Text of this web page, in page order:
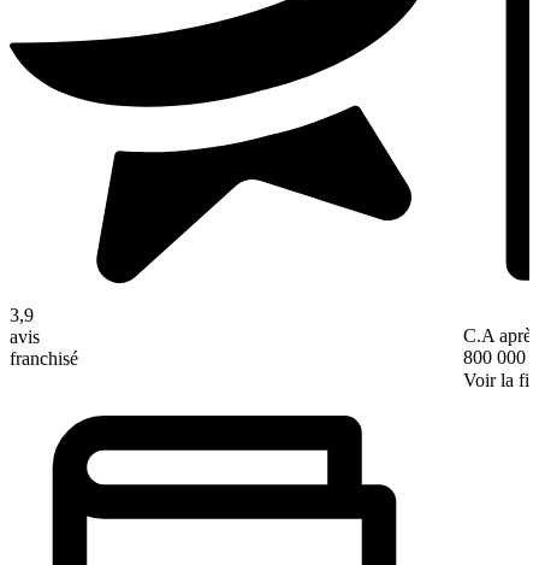
3,9
avis
franchisé
C.A
800 000 €
Voir la